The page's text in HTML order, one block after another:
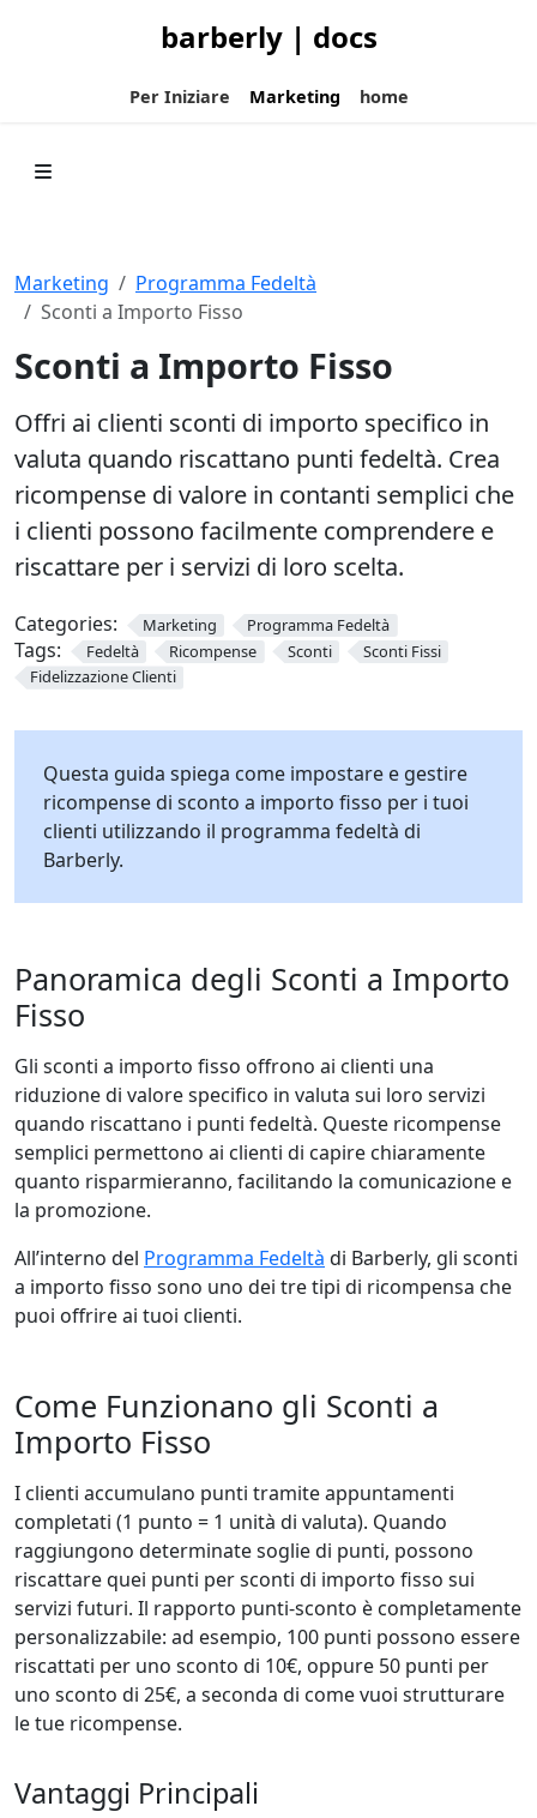
barberly | docs
Per Iniziare Marketing home
Marketing
Programma Fedeltà
Sconti a Importo Fisso
Sconti a Importo Fisso
Offri ai clienti sconti di importo specifico in
valuta quando riscattano punti fedeltà. Crea
ricompense di valore in contanti semplici che
i clienti possono facilmente comprendere e
riscattare per i servizi di loro scelta.
Categories: Marketing Programma Fedeltà
Tags: Fedeltà Ricompense Sconti
Sconti Fissi
Fidelizzazione Clienti
Questa guida spiega come impostare e gestire
ricompense di sconto a importo fisso per i tuoi
clienti utilizzando il programma fedeltà di
Barberly.
Panoramica degli Sconti a Importo
Fisso
Gli sconti a importo fisso offrono ai clienti una
riduzione di valore specifico in valuta sui loro servizi
quando riscattano i punti fedeltà. Queste ricompense
semplici permettono ai clienti di capire chiaramente
quanto risparmieranno, facilitando la comunicazione e
la promozione.
All’interno del Programma Fedeltà di Barberly, gli sconti
a importo fisso sono uno dei tre tipi di ricompensa che
puoi offrire ai tuoi clienti.
Come Funzionano gli Sconti a
Importo Fisso
I clienti accumulano punti tramite appuntamenti
completati (1 punto = 1 unità di valuta). Quando
raggiungono determinate soglie di punti, possono
riscattare quei punti per sconti di importo fisso sui
servizi futuri. Il rapporto punti-sconto è completamente
personalizzabile: ad esempio, 100 punti possono essere
riscattati per uno sconto di 10€, oppure 50 punti per
uno sconto di 25€, a seconda di come vuoi strutturare
le tue ricompense.
Vantaggi Principali